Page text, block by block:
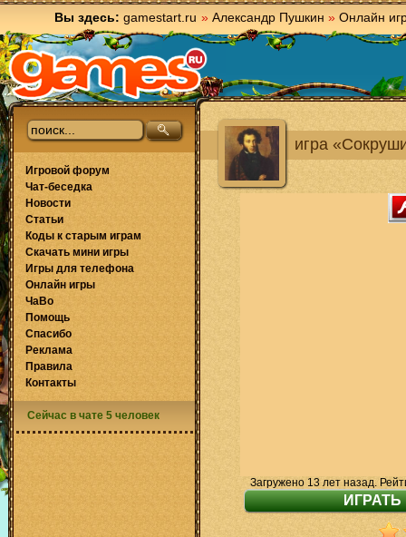
Вы здесь: gamestart.ru » Александр Пушкин » Онлайн
игра
Загружено 13 лет назад.
Игровой форум
Чат-беседка
Новости
Статьи
Коды к старым играм
Скачать мини игры
Игры для телефона
Онлайн игры
ЧаВо
Помощь
Спасибо
Реклама
Правила
Контакты
Сейчас в чате 5 человек